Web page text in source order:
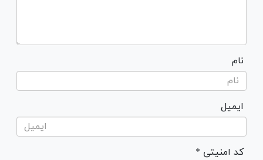
نام
ایمیل
* کد امنیتی